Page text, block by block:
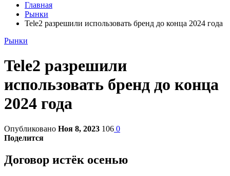
Главная
Рынки
Tele2 разрешили использовать бренд до конца 2024 года
Рынки
Tele2 разрешили
использовать бренд до конца
2024 года
Опубликовано Ноя 8, 2023 106 0
Поделится
Договор истёк осенью